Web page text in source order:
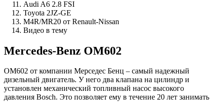
Audi A6 2.8 FSI
Toyota 2JZ-GE
M4R/MR20 от Renault-Nissan
Видео в тему
Mercedes-Benz OM602
OM602 от компании Мерседес Бенц – самый надежный
дизельный двигатель. У него два клапана на цилиндр и
установлен механический топливный насос высокого
давления Bosch. Это позволяет ему в течение 20 лет занимать